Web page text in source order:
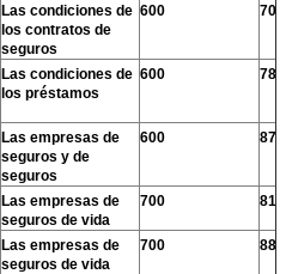
Las condiciones de
los contratos de
seguros
600 700
Las condiciones de
los préstamos
600 780
Las empresas de
seguros y de
seguros
600 870
Las empresas de
seguros de vida
700 815
Las empresas de
seguros de vida
700 880